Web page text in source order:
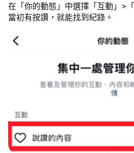
在「你的動態」中選擇「互動」>
當初有按讚，就能找到紀錄。